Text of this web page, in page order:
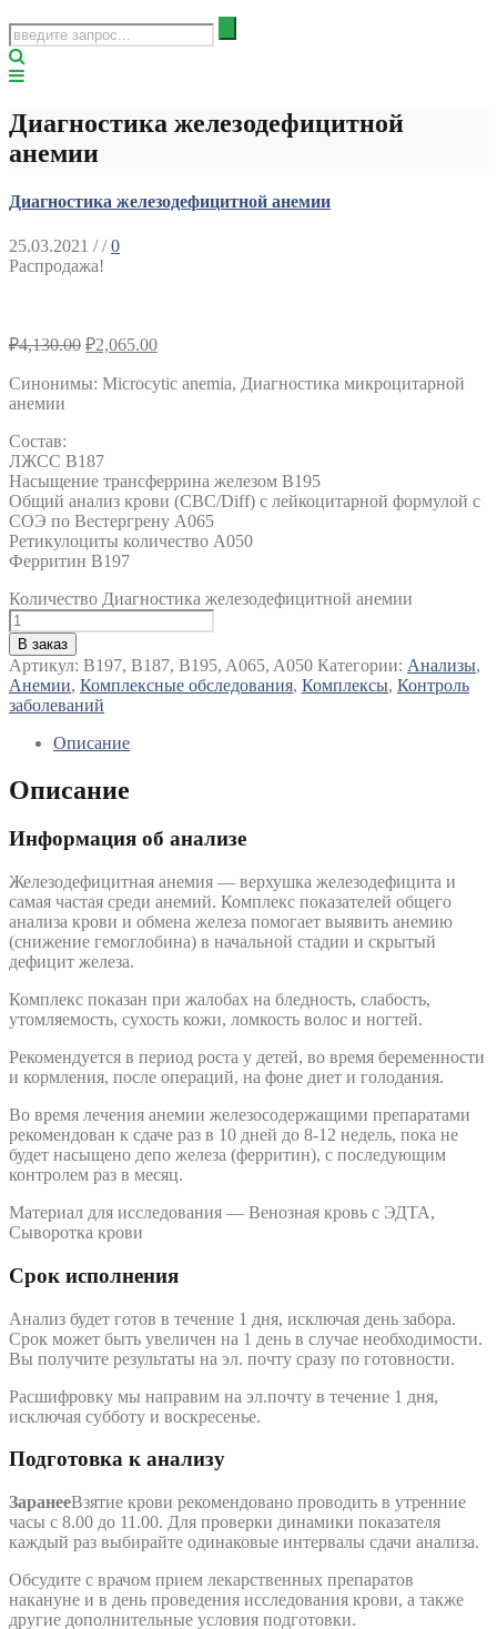
Диагностика железодефицитной
анемии
Диагностика железодефицитной анемии
25.03.2021 / /0
Распродажа!
₽4,130.00 ₽2,065.00
Синонимы: Microcytic anemia, Диагностика микроцитарной
анемии
Состав:
ЛЖСС B187
Насыщение трансферрина железом B195
Общий анализ крови (CBC/Diff) с лейкоцитарной формулой с
СОЭ по Вестергрену A065
Ретикулоциты количество A050
Ферритин B197
Количество Диагностика железодефицитной анемии
В заказ
Артикул: B197, B187, B195, A065, A050 Категории: Анализы,
Анемии, Комплексные обследования, Комплексы, Контроль
заболеваний
Описание
Описание
Информация об анализе
Железодефицитная анемия — верхушка железодефицита и
самая частая среди анемий. Комплекс показателей общего
анализа крови и обмена железа помогает выявить анемию
(снижение гемоглобина) в начальной стадии и скрытый
дефицит железа.
Комплекс показан при жалобах на бледность, слабость,
утомляемость, сухость кожи, ломкость волос и ногтей.
Рекомендуется в период роста у детей, во время беременности
и кормления, после операций, на фоне диет и голодания.
Во время лечения анемии железосодержащими препаратами
рекомендован к сдаче раз в 10 дней до 8-12 недель, пока не
будет насыщено депо железа (ферритин), с последующим
контролем раз в месяц.
Материал для исследования — Венозная кровь с ЭДТА,
Сыворотка крови
Срок исполнения
Анализ будет готов в течение 1 дня, исключая день забора.
Срок может быть увеличен на 1 день в случае необходимости.
Вы получите результаты на эл. почту сразу по готовности.
Расшифровку мы направим на эл.почту в течение 1 дня,
исключая субботу и воскресенье.
Подготовка к анализу
ЗаранееВзятие крови рекомендовано проводить в утренние
часы с 8.00 до 11.00. Для проверки динамики показателя
каждый раз выбирайте одинаковые интервалы сдачи анализа.
Обсудите с врачом прием лекарственных препаратов
накануне и в день проведения исследования крови, а также
другие дополнительные условия подготовки.